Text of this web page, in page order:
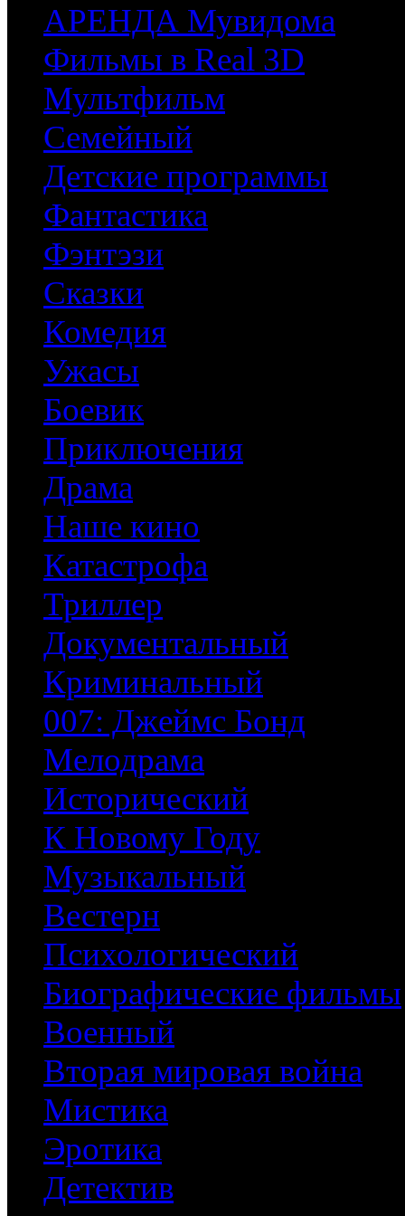
АРЕНДА Мувидома
Фильмы в Real 3D
Мультфильм
Семейный
Детские программы
Фантастика
Фэнтэзи
Сказки
Комедия
Ужасы
Боевик
Приключения
Драма
Наше кино
Катастрофа
Триллер
Документальный
Криминальный
007: Джеймс Бонд
Мелодрама
Исторический
К Новому Году
Музыкальный
Вестерн
Психологический
Биографические фильмы
Военный
Вторая мировая война
Мистика
Эротика
Детектив